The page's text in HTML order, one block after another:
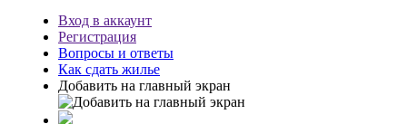
Вход в аккаунт
Регистрация
Вопросы и ответы
Как сдать жилье
Добавить на главный экран